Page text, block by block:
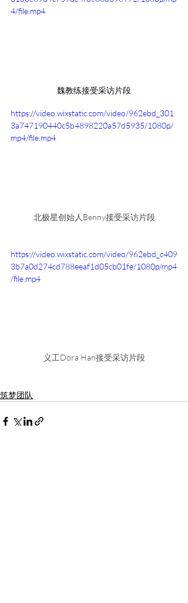
4/file.mp4
魏教练接受采访片段
https://video.wixstatic.com/video/962ebd_301
3a747190440c5b4898220a57d5935/1080p/
mp4/file.mp4
北极星创始人Benny接受采访片段
https://video.wixstatic.com/video/962ebd_c409
3b7a0d274cd788eeaf1d05cb01fe/1080p/mp4
/file.mp4
义工Dora Han接受采访片段
筑梦团队